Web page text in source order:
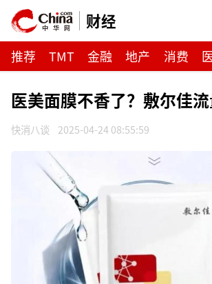
财经
推荐 TMT 金融 地产 消费
医美面膜不香了？敷尔佳
快消八谈 2025-04-24 08:55:59